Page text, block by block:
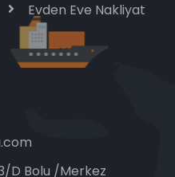
Evden Eve Nakliyat
D Bolu /Merkez